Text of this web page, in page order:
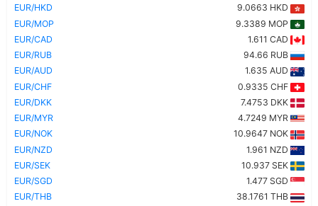
EUR/HKD
9.0663 HKD
EUR/MOP
9.3389 MOP
EUR/CAD
1.611 CAD
EUR/RUB
94.66 RUB
EUR/AUD
1.635 AUD
EUR/CHF
0.9335 CHF
EUR/DKK
7.4753 DKK
EUR/MYR
4.7249 MYR
EUR/NOK
10.9647 NOK
EUR/NZD
1.961 NZD
EUR/SEK
10.937 SEK
EUR/SGD
1.477 SGD
EUR/THB
38.1761 THB